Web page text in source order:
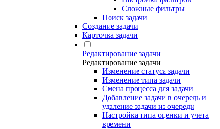
Сложные фильтры
Поиск задачи
Создание задачи
Карточка задачи
Редактирование задачи
Редактирование задачи
Изменение статуса задачи
Изменение типа задачи
Смена процесса для задачи
Добавление задачи в очередь и
удаление задачи из очереди
Настройка типа оценки и учета
времени